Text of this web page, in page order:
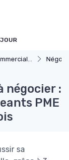
Clés
négocier :
PME
sa